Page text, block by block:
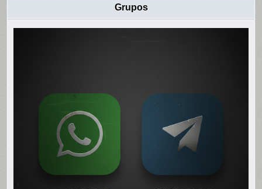
Grupos